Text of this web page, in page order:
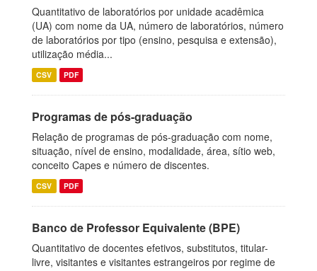
Quantitativo de laboratórios por unidade acadêmica
(UA) com nome da UA, número de laboratórios, número
de laboratórios por tipo (ensino, pesquisa e extensão),
utilização média...
CSV PDF
Programas de pós-graduação
Relação de programas de pós-graduação com nome,
situação, nível de ensino, modalidade, área, sítio web,
conceito Capes e número de discentes.
CSV PDF
Banco de Professor Equivalente (BPE)
Quantitativo de docentes efetivos, substitutos, titular-
livre, visitantes e visitantes estrangeiros por regime de